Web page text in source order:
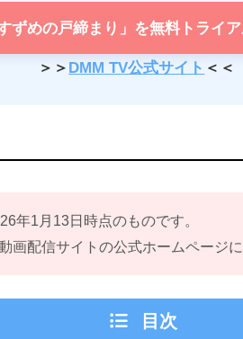
ずめの戸締まり」を無料トライ
＞＞ DMM TV公式サイト ＜＜
年1月13日時点のものです。
画配信サイトの公式ホームページに
目次